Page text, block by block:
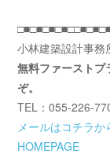
小林建築設計事務
無料ファーストプ
ぞ。
TEL：055-226-
メールはコチラか
HOMEPAGE